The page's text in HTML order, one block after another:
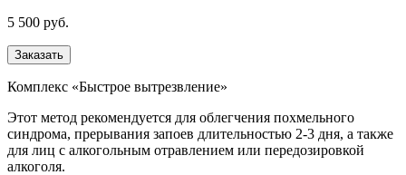
5 500 руб.
Заказать
Комплекс «Быстрое вытрезвление»
Этот метод рекомендуется для облегчения похмельного
синдрома, прерывания запоев длительностью 2-3 дня, а также
для лиц с алкогольным отравлением или передозировкой
алкоголя.